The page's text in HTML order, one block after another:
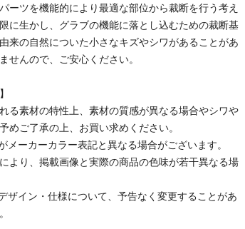
ーツを機能的により最適な部位から裁断を行う考え
に生かし、グラブの機能に落とし込むための裁断基
来の自然についた小さなキズやシワがあることがあ
せんので、ご安心ください。
る素材の特性上、素材の質感が異なる場合やシワや
めご了承の上、お買い求めください。
ーカーカラー表記と異なる場合がございます。
より、掲載画像と実際の商品の色味が若干異なる場
イン・仕様について、予告なく変更することがあ